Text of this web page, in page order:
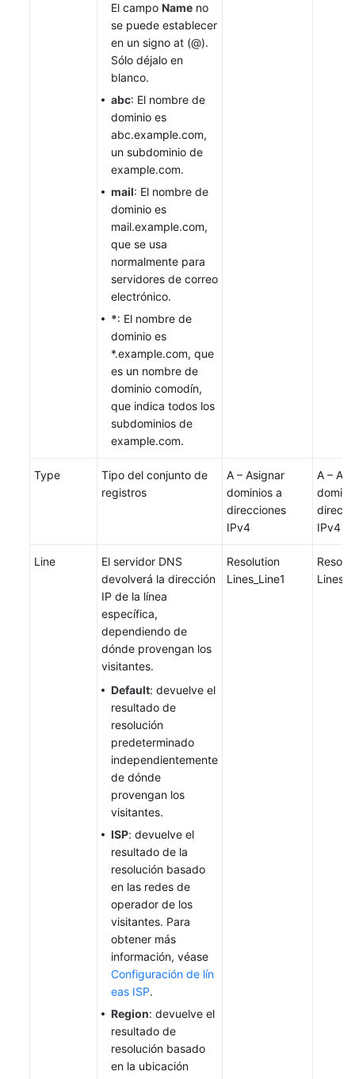
El campo Name no
se puede establecer
en un signo at (@).
Sólo déjalo en
blanco.
abc: El nombre de
dominio es
abc.example.com,
un subdominio de
example.com.
mail: El nombre de
dominio es
mail.example.com,
que se usa
normalmente para
servidores de correo
electrónico.
*: El nombre de
dominio es
*.example.com, que
es un nombre de
dominio comodín,
que indica todos los
subdominios de
example.com.
Type
Tipo del conjunto de
registros
A – Asignar
dominios a
direcciones
IPv4
A –
IPv4
Line
El servidor DNS
devolverá la dirección
IP de la línea
específica,
dependiendo de
dónde provengan los
visitantes.
Default: devuelve el
resultado de
resolución
predeterminado
independientemente
de dónde
provengan los
visitantes.
ISP: devuelve el
resultado de la
resolución basado
en las redes de
operador de los
visitantes. Para
obtener más
información, véase
Configuración de lín
eas ISP.
Region: devuelve el
resultado de
resolución basado
en la ubicación
Resolution
Lines_Line1